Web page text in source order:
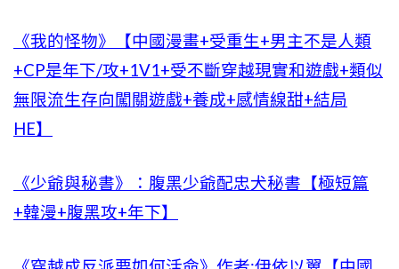
《我的怪物》【中國漫畫+受重生+男主不是人類
+CP是年下/攻+1V1+受不斷穿越現實和遊戲+類似
無限流生存向闖關遊戲+養成+感情線甜+結局
HE】
《少爺與秘書》：腹黑少爺配忠犬秘書【極短篇
+韓漫+腹黑攻+年下】